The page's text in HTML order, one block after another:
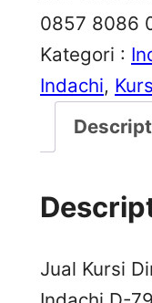
0857 8086
Kategori :
Indachi,
Jual Kursi